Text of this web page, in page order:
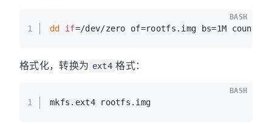
1 dd if=/dev/zero of=rootfs.img bs=1M count=32
BASH
格式化，转换为 ext4 格式：
1 mkfs.ext4 rootfs.img
BASH